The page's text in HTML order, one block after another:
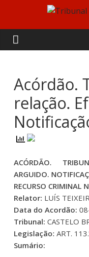
content
da
Relação
de
Coimbra
Acórdão.
relação.
ACÓRDÃO.
ARGUIDO.
RECURSO CRIMINAL
Relator: LUÍS
Data do Acordão:
Tribunal:CASTELO
Legislação: ART.
Sumário: